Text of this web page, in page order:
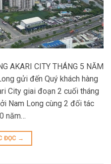
AKARI CITY THÁNG 5 NĂM
gửi đến Quý khách hàng
City giai đoạn 2 cuối tháng
Nam Long cùng 2 đối tác
năm…
ĐỌC →